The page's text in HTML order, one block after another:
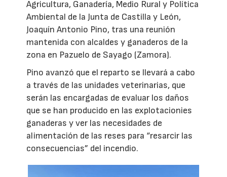
Agricultura, Ganadería, Medio Rural y Política
Ambiental de la Junta de Castilla y León,
Joaquín Antonio Pino, tras una reunión
mantenida con alcaldes y ganaderos de la
zona en Pazuelo de Sayago (Zamora).
Pino avanzó que el reparto se llevará a cabo
a través de las unidades veterinarias, que
serán las encargadas de evaluar los daños
que se han producido en las explotacionies
ganaderas y ver las necesidades de
alimentación de las reses para “resarcir las
consecuencias” del incendio.